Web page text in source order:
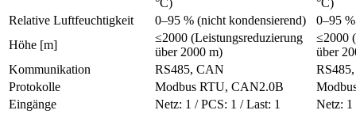
°C)
°C)
Relative Luftfeuchtigkeit
0–95 % (nicht kondensierend)
0–95
Höhe [m]
≤2000 (Leistungsreduzierung
über 2000 m)
≤2000
über
Kommunikation
RS485, CAN
Protokolle
Modbus RTU, CAN2.0B
Eingänge
Netz: 1 / PCS: 1 / Last: 1
Netz: 1